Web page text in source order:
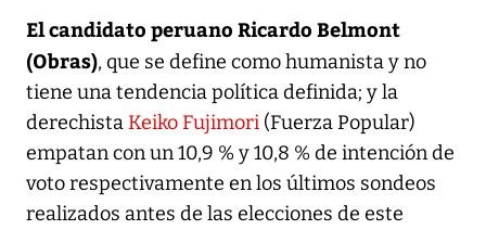
El candidato peruano Ricardo Belmont
(Obras), que se define como humanista y no
tiene una tendencia política definida; y la
derechistaKeiko Fujimori (Fuerza Popular)
empatan con un 10,9 % y 10,8 % de intención de
voto respectivamente en los últimos sondeos
realizados antes de las elecciones de este